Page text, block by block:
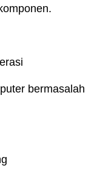
bermasalah